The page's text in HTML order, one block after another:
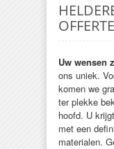
OFFERTE
Uw wensen
ons uniek.
komen we
ter plekke
hoofd. U
met een
materialen.